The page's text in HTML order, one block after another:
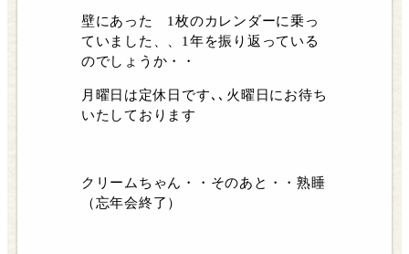
壁にあった 1枚のカレンダーに乗っ
ていました、、1年を振り返っている
のでしょうか・・
月曜日は定休日です､､火曜日にお待ち
いたしております
クリームちゃん・・そのあと・・熟睡
（忘年会終了）